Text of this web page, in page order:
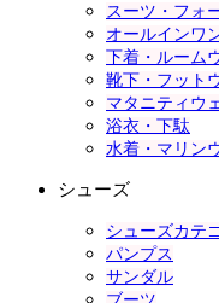
スーツ・フォ
オールインワ
下着・ルーム
靴下・フット
マタニティウ
浴衣・下駄
水着・マリン
シューズ
シューズカテ
パンプス
サンダル